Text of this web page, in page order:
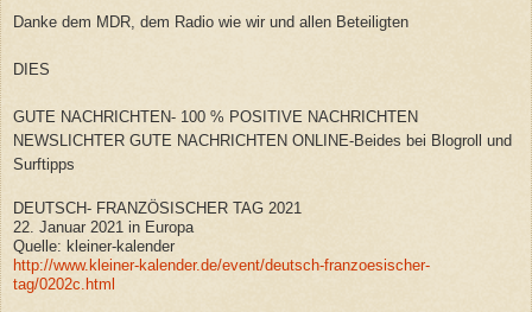
Danke dem MDR, dem Radio wie wir und allen Beteiligten
DIES
GUTE NACHRICHTEN- 100 % POSITIVE NACHRICHTEN
NEWSLICHTER GUTE NACHRICHTEN ONLINE-Beides bei Blogroll und
Surftipps
DEUTSCH- FRANZÖSISCHER TAG 2021
22. Januar 2021 in Europa
Quelle: kleiner-kalender
http://www.kleiner-kalender.de/event/deutsch-franzoesischer-
tag/0202c.html